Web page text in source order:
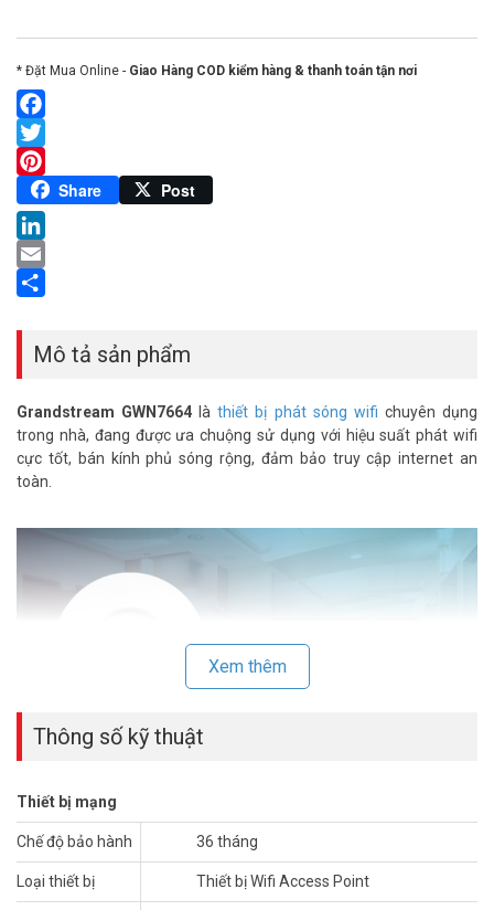
* Đặt Mua Online - Giao Hàng COD kiểm hàng & thanh toán tận nơi
Facebook
Twitter
Pinterest
Share Post
LinkedIn
Email
Mô tả sản phẩm
Grandstream GWN7664 làthiết bị phát sóng wifi chuyên dụng
trong nhà, đang được ưa chuộng sử dụng với hiệu suất phát wifi
cực tốt, bán kính phủ sóng rộng, đảm bảo truy cập internet an
toàn.
Bộ phát WiFi băng tần kép Grandstream GWN7664
với WiFi 6 trên cả 2.4GHz và 5GHz. Ngoài ra còn có Cổng 1x 1Gb và
Cổng Ethernet 1×2,5Gb GWN7664 là điểm truy cập Wi-Fi 6 802.11ax
cấp doanh nghiệp mạnh mẽ, lý tưởng cho các doanh nghiệp vừa và
Xem thêm
Thông số kỹ thuật
Thiết bị mạng
Chế độ bảo hành 36 tháng
Loại thiết bị Thiết bị Wifi Access Point